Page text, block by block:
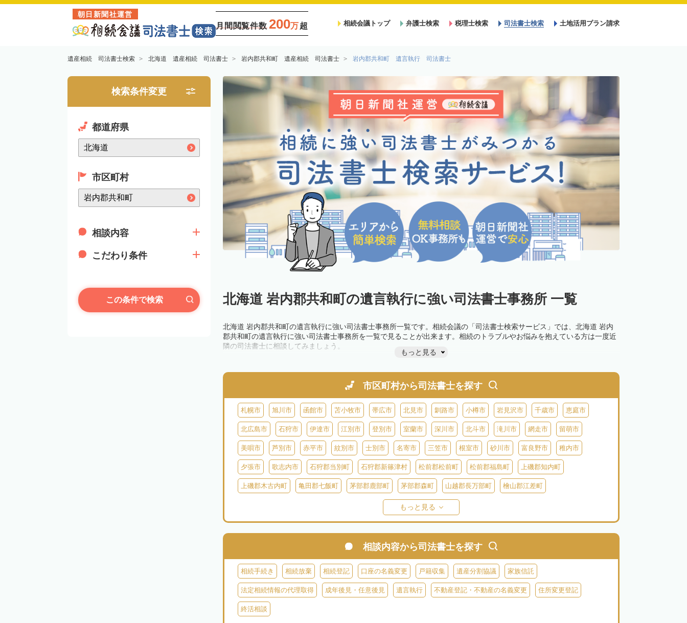
朝日新聞社運営
月間閲覧件数 200万超 相続会議トップ 弁護士検索 税理士検索 司法書士検索 土地活用プラン請求
遺産相続 司法書士検索 北海道 遺産相続 司法書士 岩内郡共和町 遺産相続 司法書士 岩内郡共和町 遺言執行 司法書士
検索条件変更
都道府県
市区町村
相談内容
こだわり条件
この条件で検索 北海道 岩内郡共和町の遺言執行に強い司法書士事務所 一覧
北海道 岩内郡共和町の遺言執行に強い司法書士事務所一覧です。相続会議の「司法書士検索サービス」では、北海道 岩内
郡共和町の遺言執行に強い司法書士事務所を一覧で見ることが出来ます。相続のトラブルやお悩みを抱えている方は一度近
隣の司法書士に相談してみましょう。
もっと見る
市区町村から司法書士を探す
札幌市 旭川市 函館市 苫小牧市 帯広市 北見市 釧路市 小樽市 岩見沢市 千歳市 恵庭市
北広島市 石狩市 伊達市 江別市 登別市 室蘭市 深川市 北斗市 滝川市 網走市 留萌市
美唄市 芦別市 赤平市 紋別市 士別市 名寄市 三笠市 根室市 砂川市 富良野市 稚内市
夕張市 歌志内市 石狩郡当別町 石狩郡新篠津村 松前郡松前町 松前郡福島町 上磯郡知内町
上磯郡木古内町 亀田郡七飯町 茅部郡鹿部町 茅部郡森町 山越郡長万部町 檜山郡江差町
奥尻郡奥尻町
島牧郡島牧村 寿都郡寿都町 寿都郡黒松内町 磯谷郡蘭越町 虻田郡ニセコ町 虻田郡倶知安町
虻田郡喜茂別町 虻田郡京極町 虻田郡豊浦町
岩内郡共和町 岩内郡岩内町 二海郡八雲町 古宇郡泊村 古宇郡神恵内村 古平郡古平町 積丹郡積丹町
余市郡仁木町 余市郡余市町 余市郡赤井川村 空知郡南幌町 空知郡奈井江町 空知郡上砂川町
空知郡上富良野町 空知郡中富良野町 空知郡南富良野町 夕張郡由仁町 夕張郡長沼町 夕張郡栗山町
樺戸郡月形町
もっと見る
相談内容から司法書士を探す
相続手続き 相続放棄 相続登記 口座の名義変更 戸籍収集 遺産分割協議 家族信託
法定相続情報の代理取得 成年後見・任意後見 遺言執行 不動産登記・不動産の名義変更 住所変更登記
終活相談